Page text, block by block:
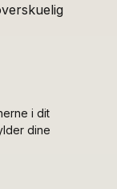
i dit
dine